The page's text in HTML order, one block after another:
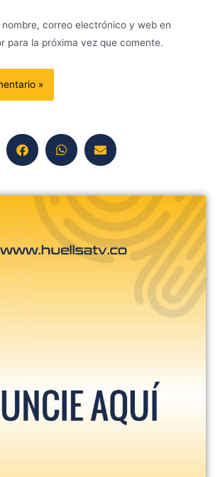
nombre, correo electrónico y web en
para la próxima vez que comente.